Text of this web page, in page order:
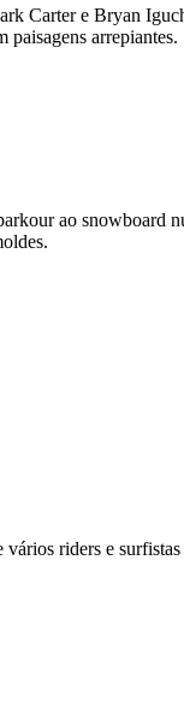
Carter e Bryan
paisagens arrepiantes.
ao snowboard
riders e